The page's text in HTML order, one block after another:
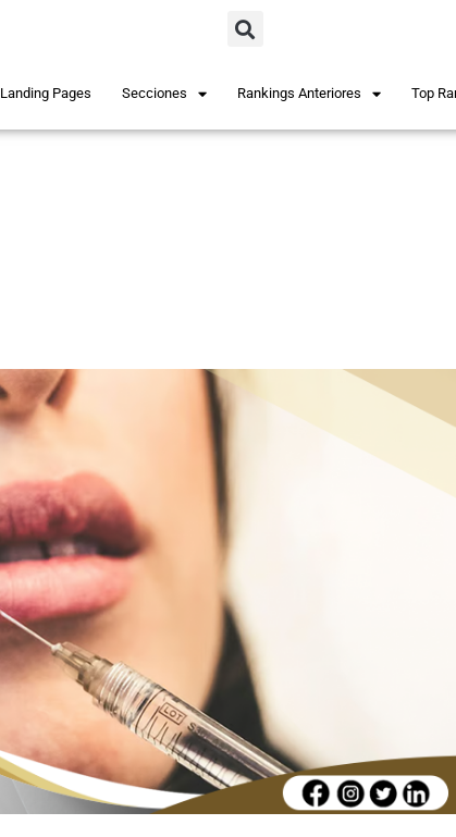
Landing Pages Secciones Rankings Anteriores Top